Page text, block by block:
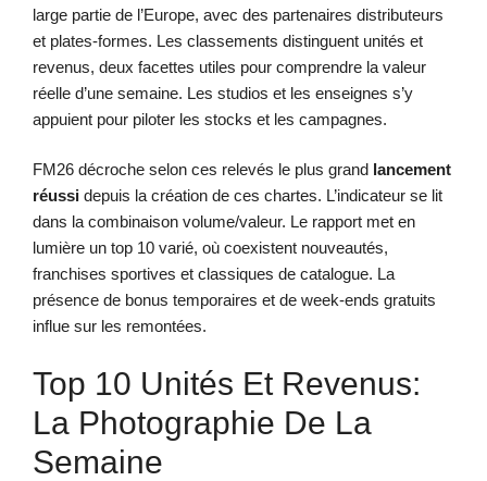
large partie de l’Europe, avec des partenaires distributeurs
et plates-formes. Les classements distinguent unités et
revenus, deux facettes utiles pour comprendre la valeur
réelle d’une semaine. Les studios et les enseignes s’y
appuient pour piloter les stocks et les campagnes.
FM26 décroche selon ces relevés le plus grand lancement
réussi depuis la création de ces chartes. L’indicateur se lit
dans la combinaison volume/valeur. Le rapport met en
lumière un top 10 varié, où coexistent nouveautés,
franchises sportives et classiques de catalogue. La
présence de bonus temporaires et de week-ends gratuits
influe sur les remontées.
Top 10 Unités Et Revenus:
La Photographie De La
Semaine